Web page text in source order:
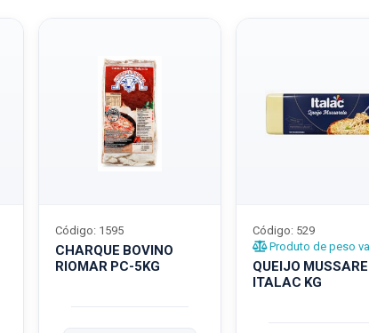
CHARQUE BOVINO
RIOMAR PC-5KG
Código: 1595
QUEIJO
ITALAC KG
Código: 529
Produto de peso